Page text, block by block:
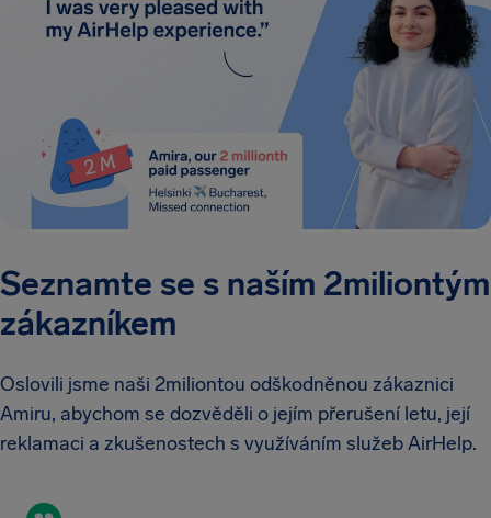
Seznamte se s naším 2miliontým
zákazníkem
Oslovili jsme naši 2miliontou odškodněnou zákaznici
Amiru, abychom se dozvěděli o jejím přerušení letu, její
reklamaci a zkušenostech s využíváním služeb AirHelp.